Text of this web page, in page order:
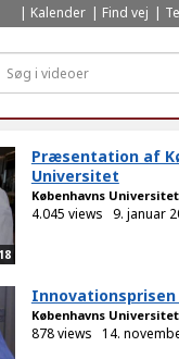
Kalender Find vej
Præsentation af
Universitet
Københavns Universitet
4.045 views 9. januar
Innovationsprisen
Københavns Universitet
878 views 14.